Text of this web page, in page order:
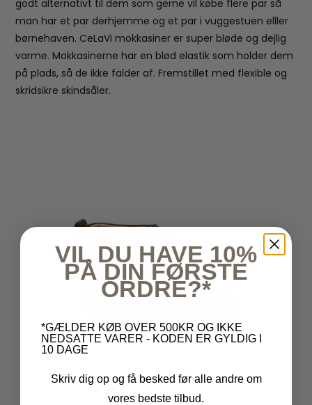
godt alternativt til dem som gerne vil købe flere par så
man har et par derhjemme og et par i vuggestuen elller
børnehaven. CeLaVi mokkasiner er super bløde og dejlig
varme. Mokkasinerne har en blød elastik som holder dem
på plads, så de ikke falder af. Fremstillet med flexible og
skridsikre skindsåler.
VIL DU HAVE 10%
PÅ DIN FØRSTE
ORDRE?*
*GÆLDER KØB OVER 500KR OG IKKE
NEDSATTE VARER - KODEN ER GYLDIG I
10 DAGE
Skriv dig op og få besked før alle andre om
vores bedste tilbud.